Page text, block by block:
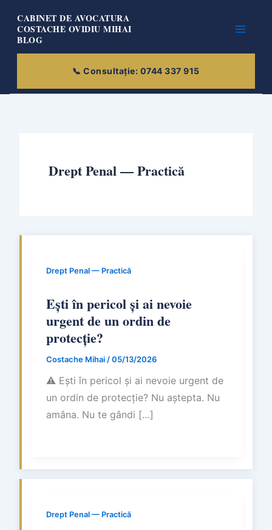
content
CABINET DE AVOCATURA
COSTACHE OVIDIU MIHAI
BLOG
Drept Penal — Practică
Drept Penal — Practică
Ești în pericol și ai nevoie
urgent de un ordin de
protecție?
Costache Mihai /05/13/2026
⚠ Ești în pericol și ai nevoie urgent de
un ordin de protecție? Nu aștepta. Nu
amâna. Nu te gândi […]
Drept Penal — Practică